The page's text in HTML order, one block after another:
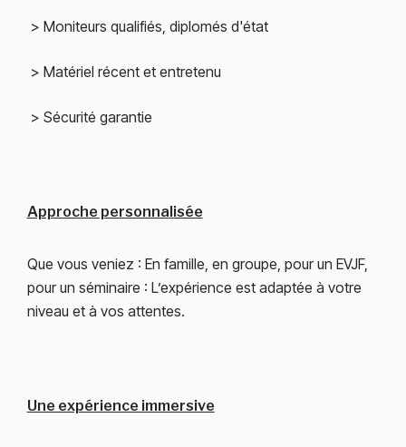
> Moniteurs qualifiés, diplomés d'état
> Matériel récent et entretenu
> Sécurité garantie
Approche personnalisée
Que vous veniez : En famille, en groupe, pour un EVJF,
pour un séminaire : L’expérience est adaptée à votre
niveau et à vos attentes.
Une expérience immersive